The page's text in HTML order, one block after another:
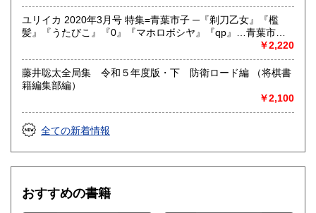
ユリイカ 2020年3月号 特集=青葉市子 ─『剃刀乙女』『檻
髪』『うたびこ』『0』『マホロボシヤ』『qp』…青葉市子
屋法水 (著)、三宅純 (著)、小林武史(著)、細野晴臣 (著)、菅
野よう子 (著)、吉本ばなな(著)、七尾旅人 (著)、他）
￥2,220
藤井聡太全局集 令和５年度版・下 防衛ロード編 （将棋書
籍編集部編）
￥2,100
全ての新着情報
おすすめの書籍